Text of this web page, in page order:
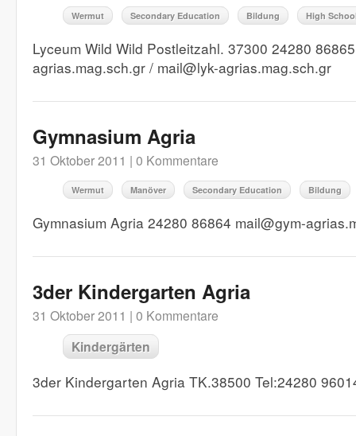
Wermut Secondary Education Bildung High
Lyceum Wild Wild Postleitzahl. 37300 24280
agrias.mag.sch.gr / mail@lyk-agrias.mag.sch.gr
Gymnasium Agria
31 Oktober 2011 | 0 Kommentare
Wermut Manöver Secondary Education Bildung
Gymnasium Agria 24280 86864 mail@gym-
3der Kindergarten Agria
31 Oktober 2011 | 0 Kommentare
Kindergärten
3der Kindergarten Agria TK.38500 Tel:24280